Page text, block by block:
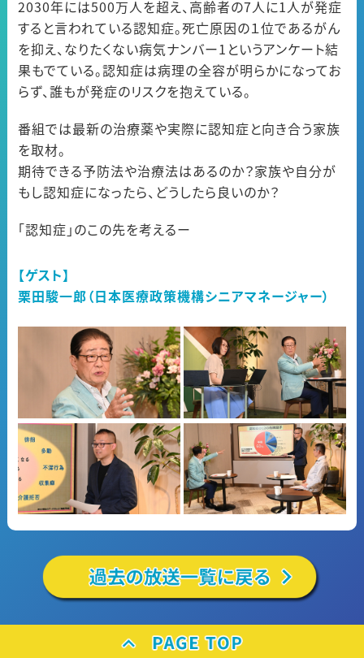
2030年には500万人を超え、高齢者の7人に1人が発症
すると言われている認知症。死亡原因の１位であるがん
を抑え、なりたくない病気ナンバー1というアンケート結
果もでている。認知症は病理の全容が明らかになってお
らず、誰もが発症のリスクを抱えている。
番組では最新の治療薬や実際に認知症と向き合う家族
を取材。
期待できる予防法や治療法はあるのか？家族や自分が
もし認知症になったら、どうしたら良いのか？
「認知症」のこの先を考えるー
【ゲスト】
栗田駿一郎（日本医療政策機構シニアマネージャー）